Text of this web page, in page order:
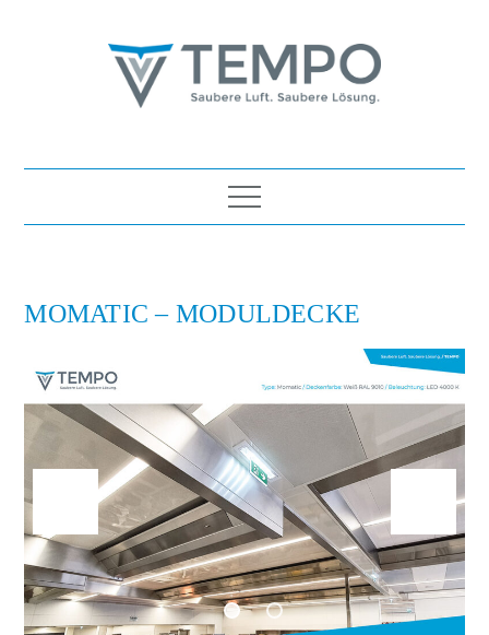
Wassertechnik Ges.m.b.H.
MOMATIC – MODULDECKE